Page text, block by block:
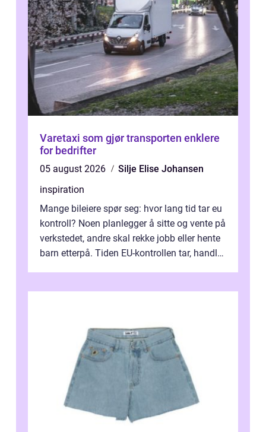
Varetaxi som gjør transporten enklere
for bedrifter
05 august 2026
Silje Elise Johansen
inspiration
Mange bileiere spør seg: hvor lang tid tar eu
kontroll? Noen planlegger å sitte og vente på
verkstedet, andre skal rekke jobb eller hente
barn etterpå. Tiden EU-kontrollen tar, handler